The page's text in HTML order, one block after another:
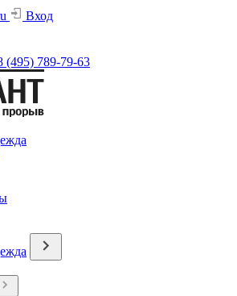
Вход
(495) 789-79-63